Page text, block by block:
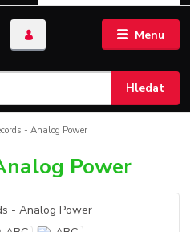
Menu
Hledat
- Analog Power
Power